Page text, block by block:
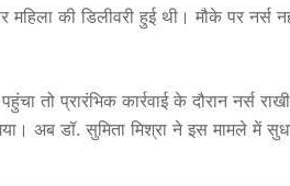
की डिलीवरी हुई थी। मौके पर नर्स
तो प्रारंभिक कार्रवाई के दौरान नर्स
अब डॉ. सुमिता मिश्रा ने इस मामले में